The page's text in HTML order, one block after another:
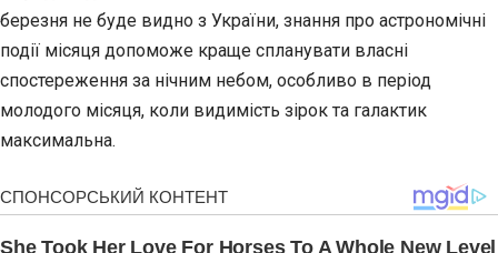
березня не буде видно з України, знання про астрономічні
події місяця допоможе краще спланувати власні
спостереження за нічним небом, особливо в період
молодого місяця, коли видимість зірок та галактик
максимальна.